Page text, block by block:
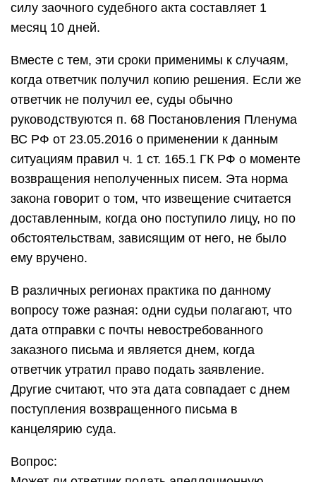
силу заочного судебного акта составляет 1
месяц 10 дней.
Вместе с тем, эти сроки применимы к случаям,
когда ответчик получил копию решения. Если же
ответчик не получил ее, суды обычно
руководствуются п. 68 Постановления Пленума
ВС РФ от 23.05.2016 о применении к данным
ситуациям правил ч. 1 ст. 165.1 ГК РФ о моменте
возвращения неполученных писем. Эта норма
закона говорит о том, что извещение считается
доставленным, когда оно поступило лицу, но по
обстоятельствам, зависящим от него, не было
ему вручено.
В различных регионах практика по данному
вопросу тоже разная: одни судьи полагают, что
дата отправки с почты невостребованного
заказного письма и является днем, когда
ответчик утратил право подать заявление.
Другие считают, что эта дата совпадает с днем
поступления возвращенного письма в
канцелярию суда.
Вопрос: